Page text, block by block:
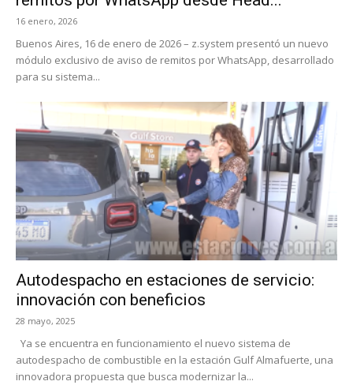
16 enero, 2026
Buenos Aires, 16 de enero de 2026 – z.system presentó un nuevo
módulo exclusivo de aviso de remitos por WhatsApp, desarrollado
para su sistema...
Autodespacho en estaciones de servicio:
innovación con beneficios
28 mayo, 2025
Ya se encuentra en funcionamiento el nuevo sistema de
autodespacho de combustible en la estación Gulf Almafuerte, una
innovadora propuesta que busca modernizar la...